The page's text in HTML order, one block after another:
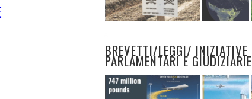
BREVETTI/LEGGI/ INIZIATIVE
PARLAMENTARI E GIUDIZIARIE